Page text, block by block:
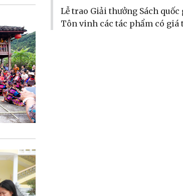
Lễ trao Giải thưởng Sách quốc
Tôn vinh các tác phẩm có giá